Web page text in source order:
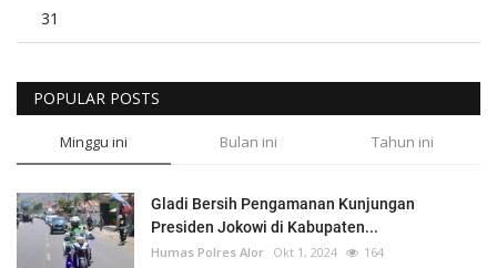
31
POPULAR POSTS
Minggu ini Bulan ini Tahun ini
Gladi Bersih Pengamanan Kunjungan
Presiden Jokowi di Kabupaten...
Humas Polres Alor Okt 1, 2024 164